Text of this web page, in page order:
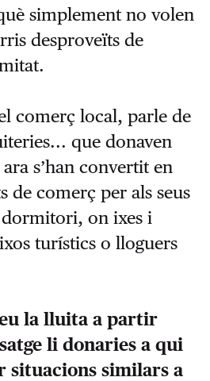
simplement no volen
desproveïts de
comerç local, parle de
que donaven
s’han convertit en
de comerç per als seus
on ixes i
turístics o lloguers
la lluita a partir
li donaries a qui
situacions similars a